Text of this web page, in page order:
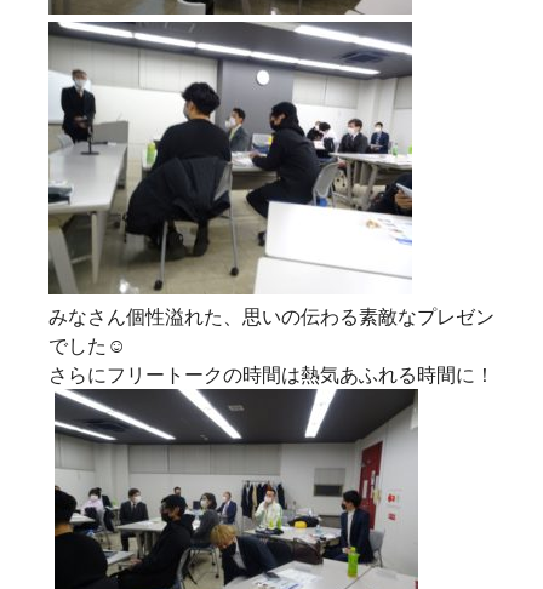
みなさん個性溢れた、思いの伝わる素敵なプレゼン
でした☺
さらにフリートークの時間は熱気あふれる時間に！